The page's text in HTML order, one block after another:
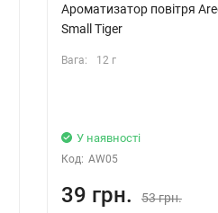
Ароматизатор повітря
Small Tiger
Вага: 12 г
У наявності
Код: AW05
39 грн. 53 грн.